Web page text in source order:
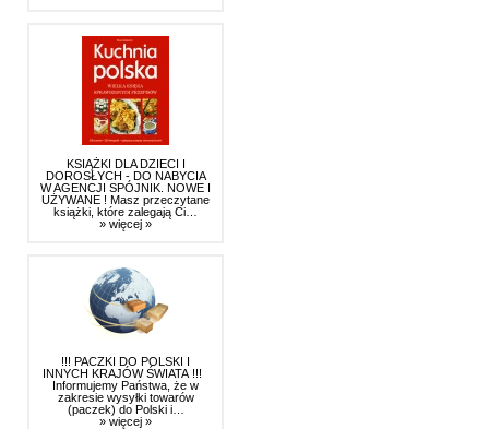
KSIĄŻKI DLA DZIECI I
DOROSŁYCH - DO NABYCIA
W AGENCJI SPÓJNIK. NOWE I
UŻYWANE ! Masz przeczytane
książki, które zalegają Ci…
» więcej »
!!! PACZKI DO POLSKI I
INNYCH KRAJÓW ŚWIATA !!!
Informujemy Państwa, że w
zakresie wysyłki towarów
(paczek) do Polski i…
» więcej »